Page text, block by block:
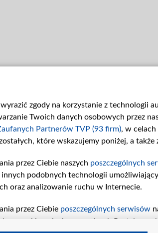
zgody na korzystanie z technologii
Twoich danych osobowych przez
Partnerów TVP (93 firm), w
które wskazujemy poniżej, a
przez Ciebie naszych poszczególnych
podobnych technologii
oraz analizowanie ruchu w Internecie.
przez Ciebie poszczególnych serwisów
wyszukiwaniach w serwisach Portalu czy